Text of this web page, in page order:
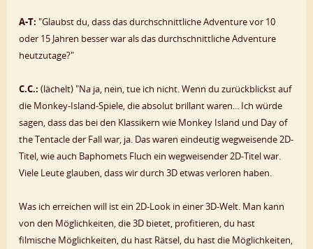
A-T: "Glaubst du, dass das durchschnittliche Adventure vor 10
oder 15 Jahren besser war als das durchschnittliche Adventure
heutzutage?"
C.C.: (lächelt) "Na ja, nein, tue ich nicht. Wenn du zurückblickst auf
die Monkey-Island-Spiele, die absolut brillant waren... Ich würde
sagen, dass das bei den Klassikern wie Monkey Island und Day of
the Tentacle der Fall war, ja. Das waren eindeutig wegweisende 2D-
Titel, wie auch Baphomets Fluch ein wegweisender 2D-Titel war.
Viele Leute glauben, dass wir durch 3D etwas verloren haben.
Was ich erreichen will ist ein 2D-Look in einer 3D-Welt. Man kann
von den Möglichkeiten, die 3D bietet, profitieren, du hast
filmische Möglichkeiten, du hast Rätsel, du hast die Möglichkeiten,